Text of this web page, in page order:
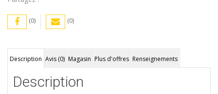
(0) (0)
Description Avis (0) Magasin Plus d'offres Renseignements
Description